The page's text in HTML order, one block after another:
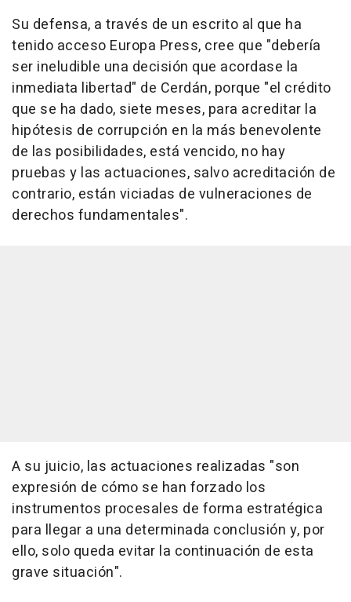
Su defensa, a través de un escrito al que ha
tenido acceso Europa Press, cree que "debería
ser ineludible una decisión que acordase la
inmediata libertad" de Cerdán, porque "el crédito
que se ha dado, siete meses, para acreditar la
hipótesis de corrupción en la más benevolente
de las posibilidades, está vencido, no hay
pruebas y las actuaciones, salvo acreditación de
contrario, están viciadas de vulneraciones de
derechos fundamentales".
A su juicio, las actuaciones realizadas "son
expresión de cómo se han forzado los
instrumentos procesales de forma estratégica
para llegar a una determinada conclusión y, por
ello, solo queda evitar la continuación de esta
grave situación".